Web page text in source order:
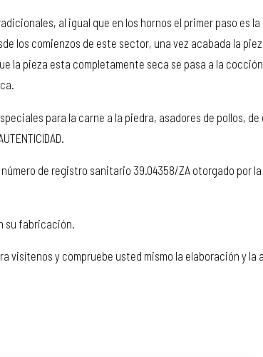
al igual que en los hornos el primer paso es
los comienzos de este sector, una vez acabada la
la pieza esta completamente seca se pasa a la
para la carne a la piedra, asadores de pollos,
de registro sanitario 39.04358/ZA otorgado por
su fabricación.
visítenos y compruebe usted mismo la elaboración